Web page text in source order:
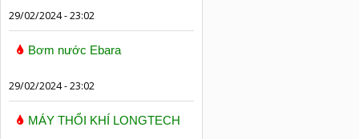
29/02/2024 - 23:02
Bơm nước Ebara
29/02/2024 - 23:02
MÁY THỔI KHÍ LONGTECH